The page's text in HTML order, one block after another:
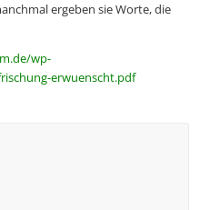
ergeben sie Worte, die
wp-
erwuenscht.pdf